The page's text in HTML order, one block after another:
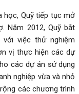
học, Quỹ tiếp tục mở
Năm 2012, Quỹ bắt
việc thử nghiệm
vị thực hiện các dự
các dự án sử dụng
nghiệp vừa và nhỏ
các chương trình